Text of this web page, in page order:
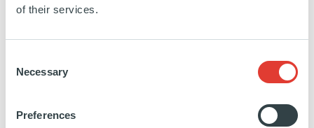
of their services.
Selection
Necessary
Preferences
les équipements de transmission de tous les
mobile sans fil sur le territoire italien et poursuivra
infrastructures à son portefeuille au fur et à mesure